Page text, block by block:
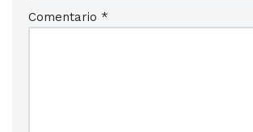
Comentario *